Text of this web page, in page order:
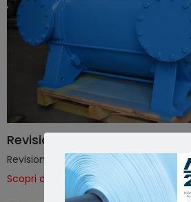
Revisione 1
Revisione pompa tipo Siemens 2BE1
Scopri di più >